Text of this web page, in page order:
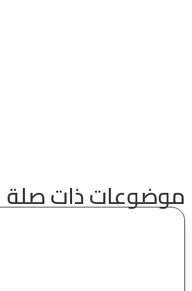
موضوعات ذات صلة